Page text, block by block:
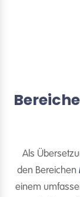
Als
den Bereichen
einem